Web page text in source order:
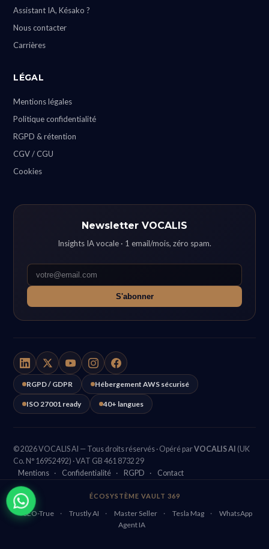
Assistant IA, Késako ?
Nous contacter
Carrières
LÉGAL
Mentions légales
Politique confidentialité
RGPD & rétention
CGV / CGU
Cookies
Newsletter VOCALIS
Insights IA vocale · 1 email/mois, zéro spam.
S'abonner
RGPD / GDPR Hébergement AWS sécurisé
ISO 27001 ready 40+ langues
© 2026 VOCALIS AI — Tous droits réservés · Opéré parVOCALIS AI (UK
Co. N° 16952492) · VAT GB 461 8732 29
Mentions · Confidentialité · RGPD · Contact
ÉCOSYSTÈME VAULT 369
SEO-True · Trustly AI · Master Seller · Tesla Mag ·
WhatsApp
Agent IA